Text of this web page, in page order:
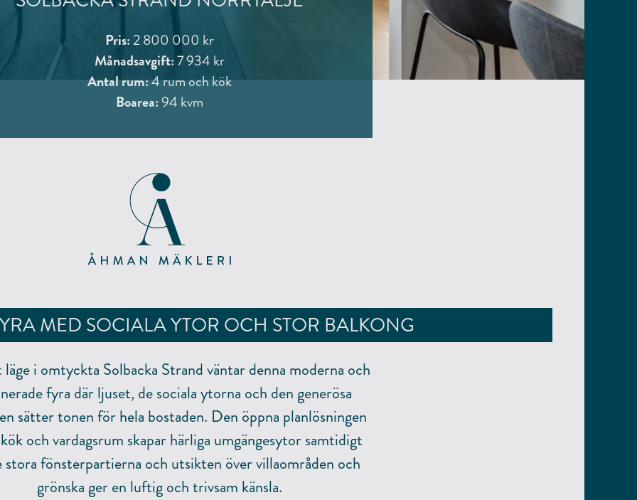
Pris:2 800 000 kr
Månadsavgift:7 934 kr
Antal rum:4 rum och kök
Boarea:94 kvm
MED SOCIALA YTOR OCH STOR BALKONG
i omtyckta Solbacka Strand väntar denna moderna och
fyra där ljuset, de sociala ytorna och den generösa
sätter tonen för hela bostaden. Den öppna planlösningen
och vardagsrum skapar härliga umgängesytor samtidigt
stora fönsterpartierna och utsikten över villaområden och
grönska ger en luftig och trivsam känsla.